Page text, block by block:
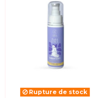
Rupture de stock